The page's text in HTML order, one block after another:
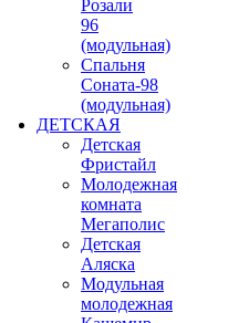
Розали
96
(модульная)
Спальня
Соната-98
(модульная)
ДЕТСКАЯ
Детская
Фристайл
Молодежная
комната
Мегаполис
Детская
Аляска
Модульная
молодежная